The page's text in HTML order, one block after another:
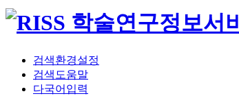
검색환경설정
검색도움말
다국어입력